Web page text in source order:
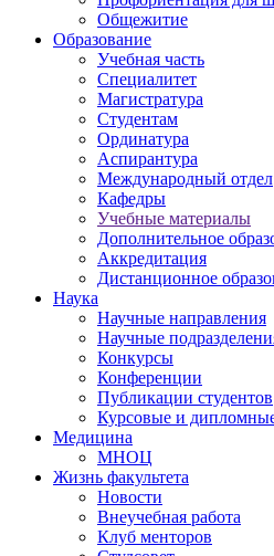
Общежитие
Образование
Учебная часть
Специалитет
Магистратура
Студентам
Ординатура
Аспирантура
Международный отдел
Кафедры
Учебные материалы
Дополнительное
Аккредитация
Дистанционное
Наука
Научные направления
Научные
Конкурсы
Конференции
Публикации студентов
Курсовые и
Медицина
МНОЦ
Жизнь факультета
Новости
Внеучебная работа
Клуб менторов